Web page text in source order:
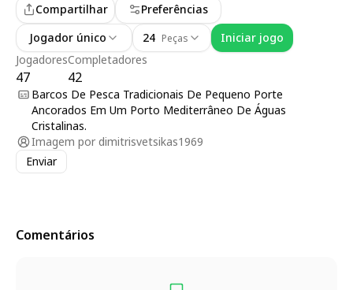
Jogadores
47
Completadores
42
Compartilhar
Preferências
Jogador único
24 Peças Iniciar jogo
Barcos De Pesca Tradicionais De Pequeno Porte
Ancorados Em Um Porto Mediterrâneo De Águas
Cristalinas.
Imagem por dimitrisvetsikas1969
Enviar
Comentários